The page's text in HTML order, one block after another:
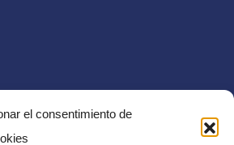
el consentimiento de